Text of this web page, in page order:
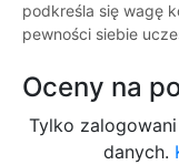
podkreśla się wagę
pewności siebie
Oceny na
Tylko
danych.